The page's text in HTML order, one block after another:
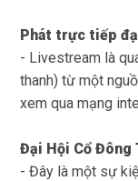
Phát trực tiếp
- Livestream là
thanh) từ một
xem qua mạng
Đại Hội Cổ Đông
- Đây là một sự